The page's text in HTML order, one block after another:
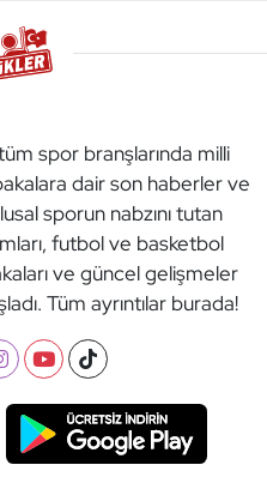
spor branşlarında milli
dair son haberler ve
sporun nabzını tutan
futbol ve basketbol
ve güncel gelişmeler
Tüm ayrıntılar burada!